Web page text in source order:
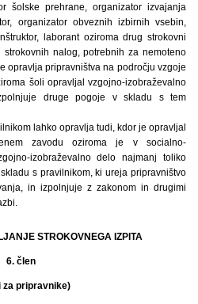
šolske prehrane, organizator izvajanja
organizator obveznih izbirnih vsebin,
laborant oziroma drug strokovni
nalog, potrebnih za nemoteno
opravlja pripravništva na področju vzgoje
šoli opravljal vzgojno-izobraževalno
druge pogoje v skladu s tem
lahko opravlja tudi, kdor je opravljal
zavodu oziroma je v socialno-
izobraževalno delo najmanj toliko
s pravilnikom, ki ureja pripravništvo
in izpolnjuje z zakonom in drugimi
STROKOVNEGA IZPITA
6. člen
za pripravnike)